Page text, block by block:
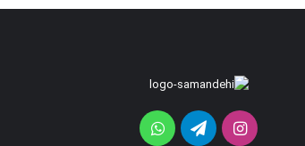
اینستاگرامتلگرام واتس